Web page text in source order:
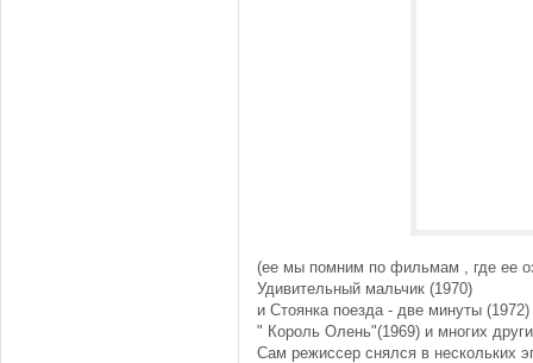
(ее мы помним по фильмам , где ее
Удивительный мальчик (1970)
и Стоянка поезда - две минуты
" Король Олень"(1969) и многих
Сам режиссер снялся в нескольких